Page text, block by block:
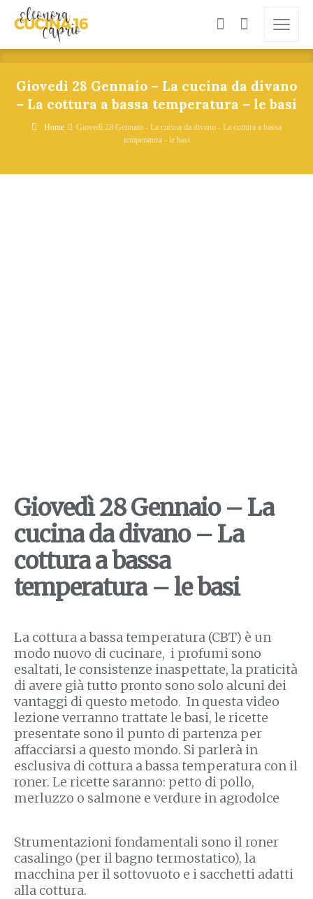
Giovedì 28 Gennaio – La cucina da divano
– La cottura a bassa temperatura – le basi
Home
Giovedì 28 Gennaio - La cucina da divano - La cottura a bassa
temperatura - le basi
Giovedì 28 Gennaio – La
cucina da divano – La
cottura a bassa
temperatura – le basi
La cottura a bassa temperatura (CBT) è un
modo nuovo di cucinare, i profumi sono
esaltati, le consistenze inaspettate, la praticità
di avere già tutto pronto sono solo alcuni dei
vantaggi di questo metodo. In questa video
lezione verranno trattate le basi, le ricette
presentate sono il punto di partenza per
affacciarsi a questo mondo. Si parlerà in
esclusiva di cottura a bassa temperatura con il
roner. Le ricette saranno: petto di pollo,
merluzzo o salmone e verdure in agrodolce
Strumentazioni fondamentali sono il roner
casalingo (per il bagno termostatico), la
macchina per il sottovuoto e i sacchetti adatti
alla cottura.